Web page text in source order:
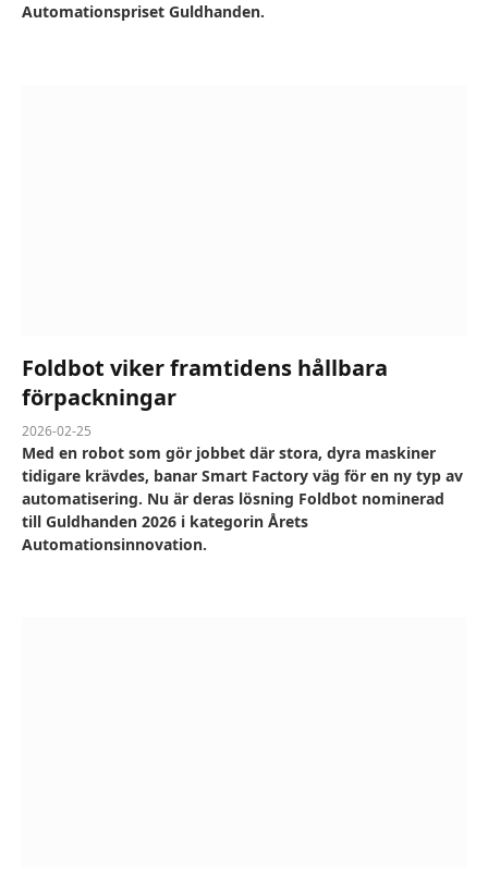
Automationspriset Guldhanden.
Foldbot viker framtidens hållbara
förpackningar
2026-02-25
Med en robot som gör jobbet där stora, dyra maskiner
tidigare krävdes, banar Smart Factory väg för en ny typ av
automatisering. Nu är deras lösning Foldbot nominerad
till Guldhanden 2026 i kategorin Årets
Automationsinnovation.